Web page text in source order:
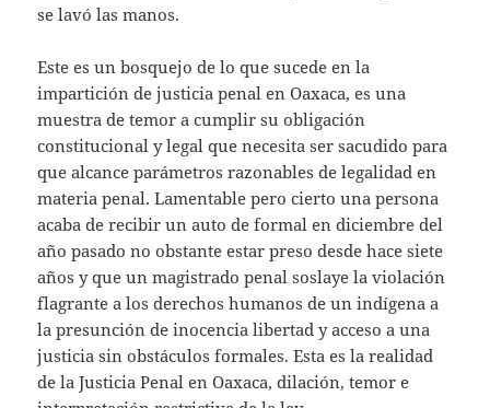
se lavó las manos.
Este es un bosquejo de lo que sucede en la
impartición de justicia penal en Oaxaca, es una
muestra de temor a cumplir su obligación
constitucional y legal que necesita ser sacudido para
que alcance parámetros razonables de legalidad en
materia penal. Lamentable pero cierto una persona
acaba de recibir un auto de formal en diciembre del
año pasado no obstante estar preso desde hace siete
años y que un magistrado penal soslaye la violación
flagrante a los derechos humanos de un indígena a
la presunción de inocencia libertad y acceso a una
justicia sin obstáculos formales. Esta es la realidad
de la Justicia Penal en Oaxaca, dilación, temor e